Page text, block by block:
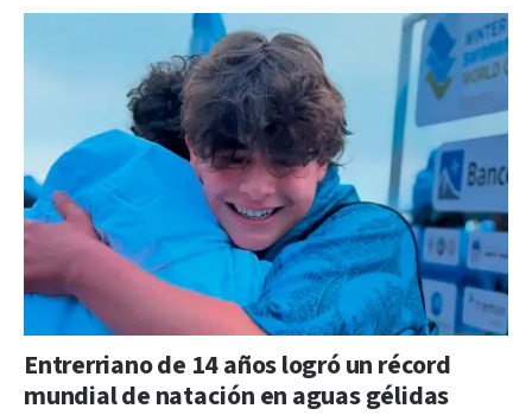
Entrerriano de 14 años logró un récord
mundial de natación en aguas gélidas